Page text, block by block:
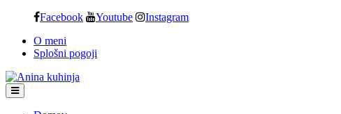
content
Facebook Youtube Instagram
O meni
Splošni pogoji